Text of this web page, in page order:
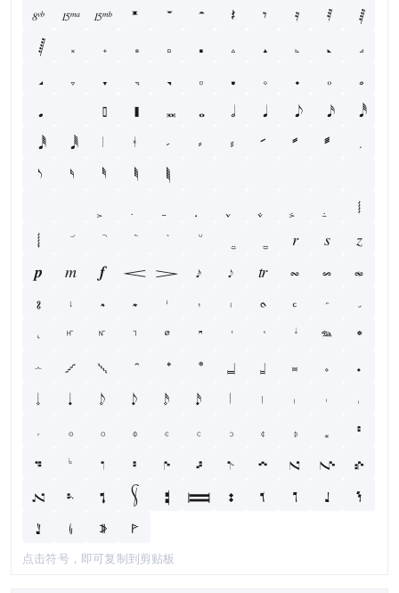
𝄷
𝄸 𝄹 𝄺
𝅪 𝅫 𝅬
𝆃
𝆄
𝆌 𝆍
𝆎
𝆏
𝆐 𝆑 𝆒 𝆓 𝆔 𝆕 𝆖 𝆗 𝆘
𝆙
𝆚
𝆛 𝆜 𝆝 𝆞 𝆟 𝆠 𝆡 𝆢 𝆣
𝆤
𝆥
𝆦 𝆧 𝆨 𝆩 𝆮
𝆯
𝆰
𝆱 𝆲 𝆶 𝆷 𝆸 𝆹
𝆺
𝆹𝅥
𝆺𝅥 𝆹𝅥𝅮 𝆺𝅥𝅮 𝆹𝅥𝅯 𝆺𝅥𝅯 𝇁 𝇂 𝇃 𝇄
𝇅
𝇆
𝇇 𝇈 𝇉 𝇊 𝇋 𝇌 𝇍 𝇎 𝇏
𝇐
𝇑
𝇒 𝇓 𝇔 𝇕 𝇖 𝇗 𝇘 𝇙 𝇚
𝇛
𝇜
𝇝 𝇞 𝇟 𝇠 𝇡 𝇢 𝇣 𝇤 𝇥
𝇦
𝇧
𝇨 𝇩 𝇪
点击符号，即可复制到剪贴板